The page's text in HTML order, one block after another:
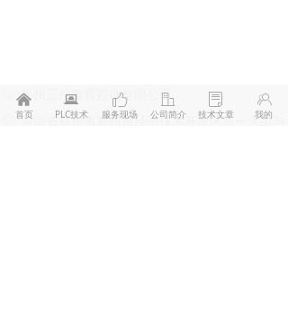
낀
首页
뀵
PLC技术
ꀧ
服务现场
ꀶ
公司简介
ꂓ
技术文章
ꁘ
我的
郑州正控教育咨询有限公司
河南省郑州市郑州市经济技术开发区第一大街与